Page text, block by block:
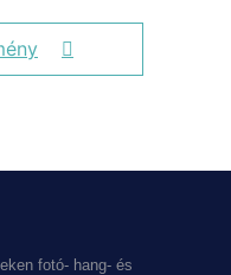
fotó- hang- és